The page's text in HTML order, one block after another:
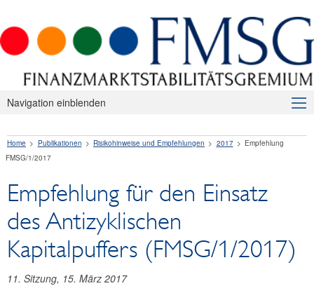
Navigation einblenden
Makroprudenzielle Aufsicht
Presseaussendungen
Risikohinweise und Empfehlungen
2026
Home Publikationen Risikohinweise und Empfehlungen 2017
Empfehlung
FMSG/1/2017
Empfehlung für den Einsatz
des Antizyklischen
Kapitalpuffers (FMSG/1/2017)
11. Sitzung, 15. März 2017